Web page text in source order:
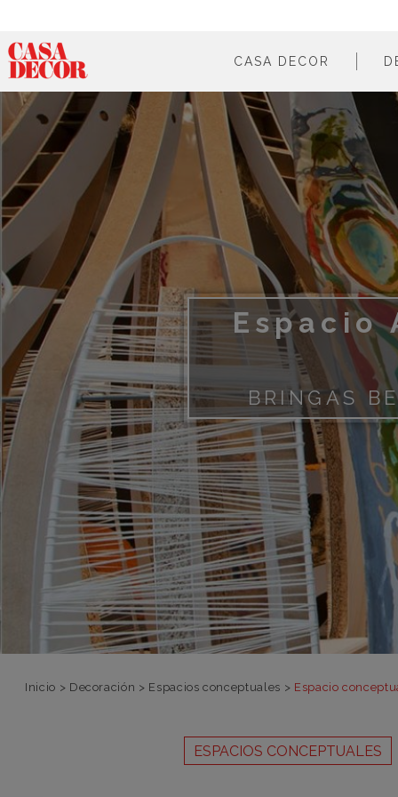
CASA DECOR
¿qué es?
en cifras
cómo participar
en los medios
Espacio
BRINGAS
Inicio > Decoración > Espacios conceptuales > Espacio
ESPACIOS CONCEPTUALES